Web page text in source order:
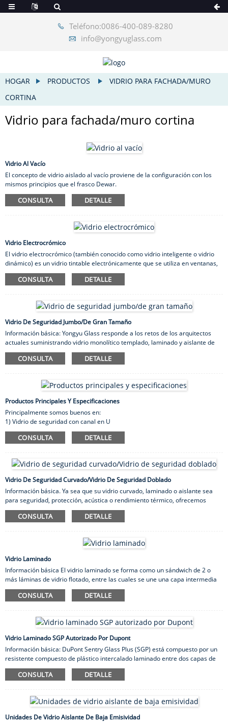
Teléfono:0086-400-089-8280
info@yongyuglass.com
HOGAR PRODUCTOS
VIDRIO PARA FACHADA/MURO
CORTINA
Vidrio para fachada/muro cortina
Vidrio Al Vacío
El concepto de vidrio aislado al vacío proviene de la configuración con los
mismos principios que el frasco Dewar.
El vacío elimina la transferencia de calor entre las dos láminas de vidrio
debido a la conducción y convección gaseosa, y una o dos láminas de vidrio
transferencia de calor radiativo a un nivel bajo.
El vidrio aislante al vacío logra un mayor nivel de aislamiento térmico que el
del vidrio aislante convencional (unidad IG).
CONSULTA DETALLE
Vidrio Electrocrómico
El vidrio electrocrómico (también conocido como vidrio inteligente o vidrio
dinámico) es un vidrio tintable electrónicamente que se utiliza en ventanas,
claraboyas, fachadas y muros cortina. El vidrio electrocrómico, que puede
ser controlado directamente por los ocupantes del edificio, es famoso por
y las vistas exteriores, reducir los costos de energía y brindar a los
arquitectos mayor libertad de diseño.
CONSULTA DETALLE
Vidrio De Seguridad Jumbo/de Gran Tamaño
Información básica: Yongyu Glass responde a los retos de los arquitectos
actuales suministrando vidrio monolítico templado, laminado y aislante de
tamaño gigante (doble y triple acristalamiento) y vidrio con revestimiento de
baja emisividad de hasta 15 metros (según la composición del vidrio). Tanto
granel, ofrecemos entregas a nivel mundial a precios increíblemente
competitivos. Especificaciones del vidrio de seguridad gigante/de gran
tamaño: 1) Vidrio plano templado de un solo panel/Vidrio plano templado
CONSULTA DETALLE
Productos Principales Y Especificaciones
Principalmente somos buenos en:
1) Vidrio de seguridad con canal en U
2) Vidrio templado curvo y vidrio laminado curvo;
3) Vidrio de seguridad de tamaño jumbo
5) Vidrio templado de 12/15/19 mm de espesor, transparente o
ultratransparente
6) Vidrio inteligente PDLC/SPD de alto rendimiento
7) Vidrio laminado SGP autorizado por Dupont
CONSULTA DETALLE
Vidrio De Seguridad Curvado/Vidrio De Seguridad Doblado
Información básica. Ya sea que su vidrio curvado, laminado o aislante sea
para seguridad, protección, acústica o rendimiento térmico, ofrecemos
productos y servicio al cliente de primera calidad. Vidrio templado
curvo/vidrio templado curvado. Disponible en diversos tamaños, formas y
longitud máxima de arco 3660 mm, altura máxima 12 metros. Vidrios
transparentes, bronce tintado, gris, verde o azul. Vidrio laminado
curvo/vidrio laminado curvado. Disponible en una variedad de...
CONSULTA DETALLE
Vidrio Laminado
Información básica El vidrio laminado se forma como un sándwich de 2 o
más láminas de vidrio flotado, entre las cuales se une una capa intermedia
de butiral de polivinilo (PVB) termoplástico y resistente bajo calor y presión y
extrae el aire, y luego lo coloca en el hervidor de vapor de alta presión
pequeña cantidad de aire restante en el revestimiento. Especificación Vidrio
laminado plano Tamaño máx.: 3000 mm × 1300 mm Vidrio laminado curvo
Vidrio laminado templado curvo...
CONSULTA DETALLE
Vidrio Laminado SGP Autorizado Por Dupont
Información básica: DuPont Sentry Glass Plus (SGP) está compuesto por un
resistente compuesto de plástico intercalado laminado entre dos capas de
vidrio templado. Aumenta el rendimiento del vidrio laminado más allá de las
tecnologías actuales, ya que la intercalación ofrece cinco veces más
convencional. Características: SGP (SentryGlas Plus) es un polímero iónico
de etileno y éster de ácido metílico. Ofrece más ventajas al usar SGP como
material de intercalación...
CONSULTA DETALLE
Unidades De Vidrio Aislante De Baja Emisividad